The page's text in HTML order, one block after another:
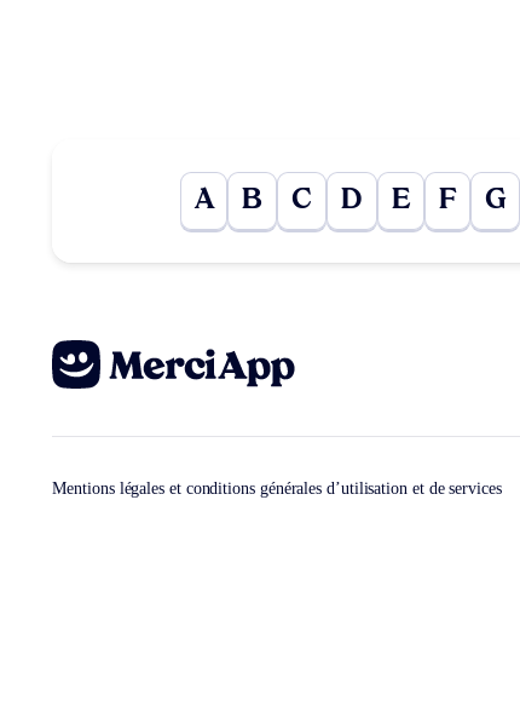
A B C D E F G
Mentions légales et conditions générales d’utilisation et de services